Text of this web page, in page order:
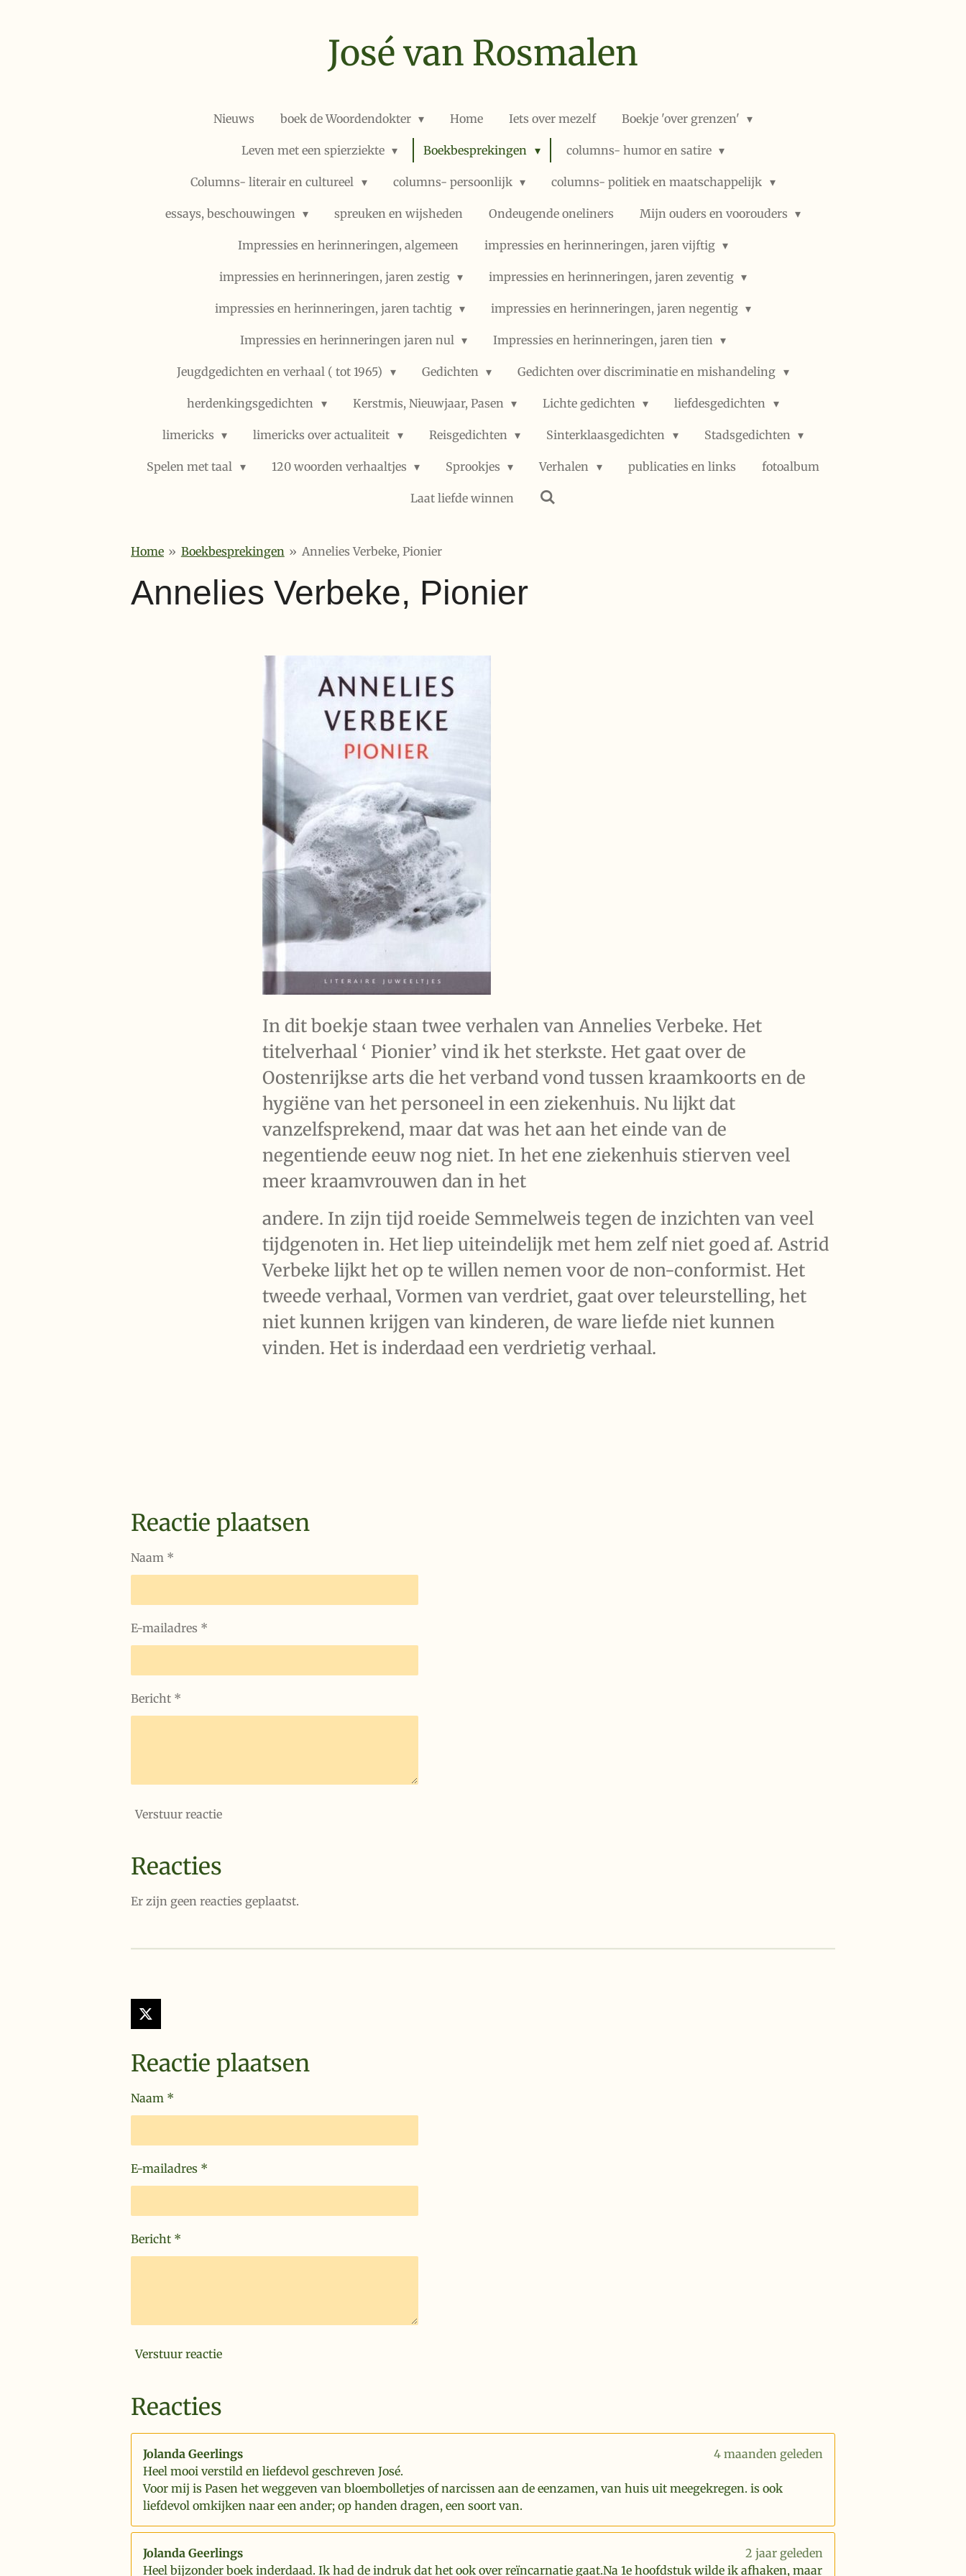
José van Rosmalen
Nieuws boek de Woordendokter Home Iets over mezelf Boekje 'over grenzen'
Leven met een spierziekte Boekbesprekingen columns- humor en satire
Columns- literair en cultureel columns- persoonlijk columns- politiek en maatschappelijk
essays, beschouwingen spreuken en wijsheden Ondeugende oneliners Mijn ouders en voorouders
Impressies en herinneringen, algemeen impressies en herinneringen, jaren vijftig
impressies en herinneringen, jaren zestig impressies en herinneringen, jaren zeventig
impressies en herinneringen, jaren tachtig impressies en herinneringen, jaren negentig
Impressies en herinneringen jaren nul Impressies en herinneringen, jaren tien
Jeugdgedichten en verhaal ( tot 1965) Gedichten Gedichten over discriminatie en mishandeling
herdenkingsgedichten Kerstmis, Nieuwjaar, Pasen Lichte gedichten liefdesgedichten
limericks limericks over actualiteit Reisgedichten Sinterklaasgedichten Stadsgedichten
Spelen met taal 120 woorden verhaaltjes Sprookjes Verhalen publicaties en links fotoalbum
Laat liefde winnen
Home » Boekbesprekingen » Annelies Verbeke, Pionier
Annelies Verbeke, Pionier
In dit boekje staan twee verhalen van Annelies Verbeke. Het
titelverhaal ‘ Pionier’ vind ik het sterkste. Het gaat over de
Oostenrijkse arts die het verband vond tussen kraamkoorts en de
hygiëne van het personeel in een ziekenhuis. Nu lijkt dat
vanzelfsprekend, maar dat was het aan het einde van de
negentiende eeuw nog niet. In het ene ziekenhuis stierven veel
meer kraamvrouwen dan in het
andere. In zijn tijd roeide Semmelweis tegen de inzichten van veel
tijdgenoten in. Het liep uiteindelijk met hem zelf niet goed af. Astrid
Verbeke lijkt het op te willen nemen voor de non-conformist. Het
tweede verhaal, Vormen van verdriet, gaat over teleurstelling, het
niet kunnen krijgen van kinderen, de ware liefde niet kunnen
vinden. Het is inderdaad een verdrietig verhaal.
Reactie plaatsen
Naam *
E-mailadres *
Bericht *
Verstuur reactie
Reacties
Er zijn geen reacties geplaatst.
X
Reactie plaatsen
Naam *
E-mailadres *
Bericht *
Verstuur reactie
Reacties
Jolanda Geerlings
4 maanden geleden
Heel mooi verstild en liefdevol geschreven José.
Voor mij is Pasen het weggeven van bloembolletjes of narcissen aan de eenzamen, van huis uit meegekregen. is ook
liefdevol omkijken naar een ander; op handen dragen, een soort van.
Jolanda Geerlings
2 jaar geleden
Heel bijzonder boek inderdaad. Ik had de indruk dat het ook over reïncarnatie gaat.Na 1e hoofdstuk wilde ik afhaken, maar